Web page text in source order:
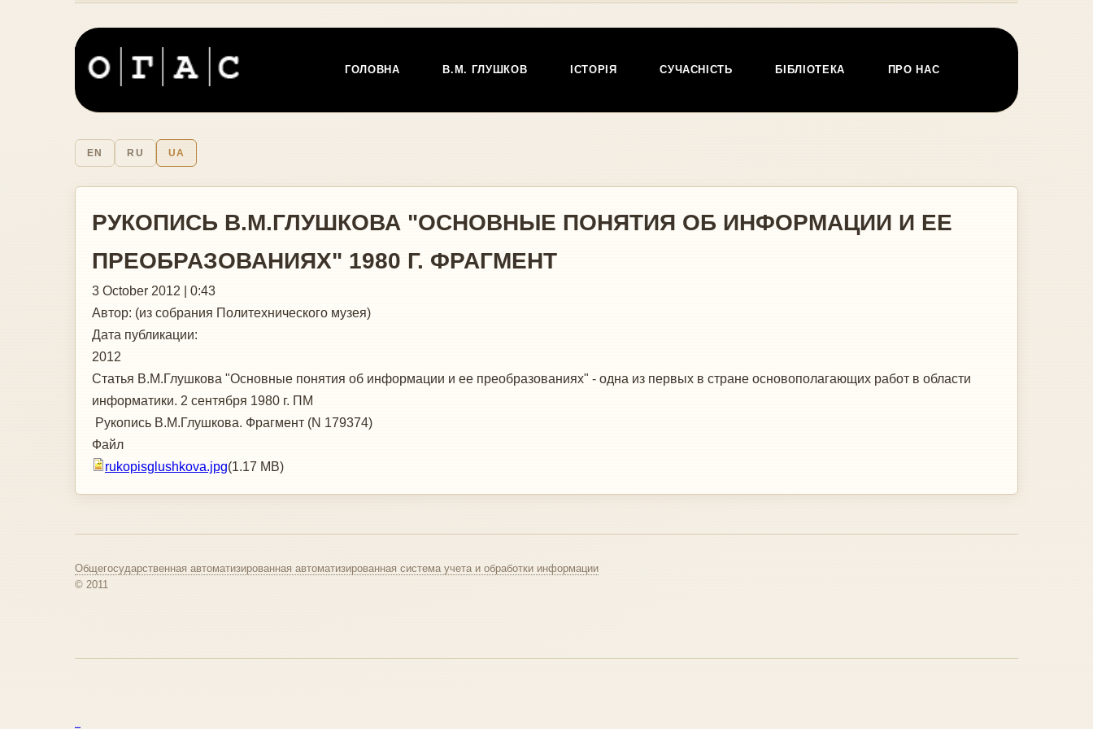
ГОЛОВНА В.М. ГЛУШКОВ ІСТОРІЯ СУЧАСНІСТЬ БІБЛІОТЕКА ПРО НАС
EN RU UA
РУКОПИСЬ В.М.ГЛУШКОВА "ОСНОВНЫЕ ПОНЯТИЯ ОБ ИНФОРМАЦИИ И ЕЕ
ПРЕОБРАЗОВАНИЯХ" 1980 Г. ФРАГМЕНТ
3 October 2012 | 0:43
Автор: (из собрания Политехнического музея)
Дата публикации:
2012
Статья В.М.Глушкова "Основные понятия об информации и ее преобразованиях" - одна из первых в стране основополагающих работ в области
информатики. 2 сентября 1980 г. ПМ
Рукопись В.М.Глушкова. Фрагмент (N 179374)
Файл
rukopisglushkova.jpg(1.17 MB)
Общегосударственная автоматизированная автоматизированная система учета и обработки информации
© 2011